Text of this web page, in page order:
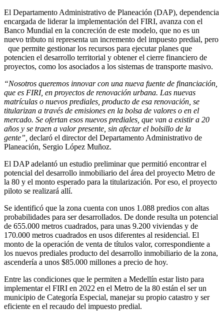
El Departamento Administrativo de Planeación (DAP), dependencia
encargada de liderar la implementación del FIRI, avanza con el
Banco Mundial en la concreción de este modelo, que no es un
nuevo tributo ni representa un incremento del impuesto predial, pero
que permite gestionar los recursos para ejecutar planes que
potencien el desarrollo territorial y obtener el cierre financiero de
proyectos, como los asociados a los sistemas de transporte masivo.
“Nosotros queremos innovar con una nueva fuente de financiación,
que es FIRI, en proyectos de renovación urbana. Las nuevas
matrículas o nuevos prediales, producto de esa renovación, se
titularizan a través de emisiones en la bolsa de valores o en el
mercado. Se ofertan esos nuevos prediales, que van a existir a 20
años y se traen a valor presente, sin afectar el bolsillo de la
gente”, declaró el director del Departamento Administrativo de
Planeación, Sergio López Muñoz.
El DAP adelantó un estudio preliminar que permitió encontrar el
potencial del desarrollo inmobiliario del área del proyecto Metro de
la 80 y el monto esperado para la titularización. Por eso, el proyecto
piloto se realizará allí.
Se identificó que la zona cuenta con unos 1.088 predios con altas
probabilidades para ser desarrollados. De donde resulta un potencial
de 655.000 metros cuadrados, para unas 9.200 viviendas y de
170.000 metros cuadrados en usos diferentes al residencial. El
monto de la operación de venta de títulos valor, correspondiente a
los nuevos prediales producto del desarrollo inmobiliario de la zona,
ascendería a unos $85.000 millones a precio de hoy.
Entre las condiciones que le permiten a Medellín estar listo para
implementar el FIRI en 2022 en el Metro de la 80 están el ser un
municipio de Categoría Especial, manejar su propio catastro y ser
eficiente en el recaudo del impuesto predial.